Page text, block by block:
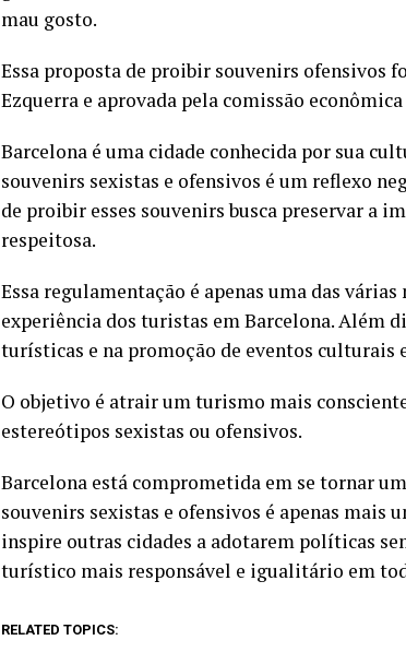
mau gosto.
Essa proposta de proibir souvenirs ofensivos
Ezquerra e aprovada pela comissão
Barcelona é uma cidade conhecida por sua
souvenirs sexistas e ofensivos é um reflexo
de proibir esses souvenirs busca preservar a
respeitosa.
Essa regulamentação é apenas uma das
experiência dos turistas em Barcelona. Além
turísticas e na promoção de eventos culturais
O objetivo é atrair um turismo mais
estereótipos sexistas ou ofensivos.
Barcelona está comprometida em se tornar
souvenirs sexistas e ofensivos é apenas mais
inspire outras cidades a adotarem políticas
turístico mais responsável e igualitário em
RELATED TOPICS: